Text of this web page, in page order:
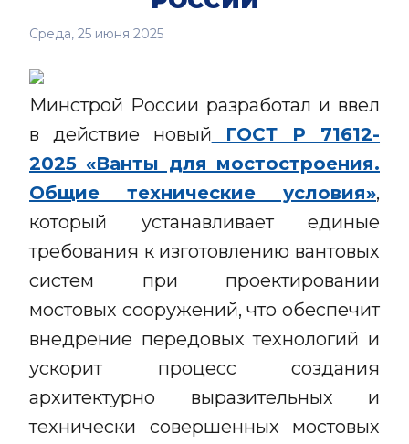
Среда, 25 июня 2025
Минстрой России разработал и ввел
в действие новый ГОСТ Р 71612-
2025 «Ванты для мостостроения.
Общие технические условия»,
который устанавливает единые
требования к изготовлению вантовых
систем при проектировании
мостовых сооружений, что обеспечит
внедрение передовых технологий и
ускорит процесс создания
архитектурно выразительных и
технически совершенных мостовых